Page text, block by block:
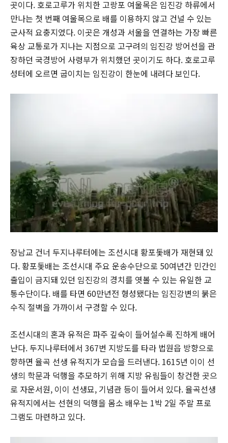
곳이다. 호로고루가 위치한 고랑포 여울목은 임진강 하류에서
만나는 첫 번째 여울목으로 배를 이용하지 않고 건널 수 있는
군사적 요충지였다. 이곳은 개성과 서울을 연결하는 가장 빠른
육상 교통로가 지나는 지점으로 고구려의 임진강 방어선을 관
장하던 국경방어 사령부가 위치했던 곳이기도 하다. 호로고루
성터에 오르면 굽이치는 임진강이 한눈에 내려다 보인다.
장남교 건너 두지나루터에는 조선시대 황포돛배가 재현돼 있
다. 황포돛배는 조선시대 주요 운송수단으로 50여년간 민간인
출입이 금지돼 있던 임진강의 경치를 엿볼 수 있는 유일한 교
통수단이다. 배를 타면 60만년전 형성됐다는 임진강변의 붉은
수직 절벽을 가까이서 구경할 수 있다.
조선시대의 혼과 유적은 파주 깊숙이 들어설수록 진하게 배어
난다. 두지나루터에서 367번 지방도를 타라 법원읍 방향으로
향하면 율곡 선생 유적지가 모습을 드러낸다. 1615년 이이 선
생의 학문과 덕행을 추모하기 위해 지방 유림들이 창건한 곳으
로 자운서원, 이이 선생묘, 기념관 등이 들어서 있다. 율곡선생
유적지에서는 선현의 덕행을 몸소 배우는 1박 2일 주말 프로
그램도 마련하고 있다.